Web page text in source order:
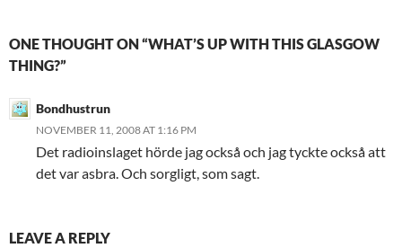
ONE THOUGHT ON “WHAT’S UP WITH THIS GLASGOW
THING?”
Bondhustrun
NOVEMBER 11, 2008 AT 1:16 PM
Det radioinslaget hörde jag också och jag tyckte också att
det var asbra. Och sorgligt, som sagt.
LEAVE A REPLY